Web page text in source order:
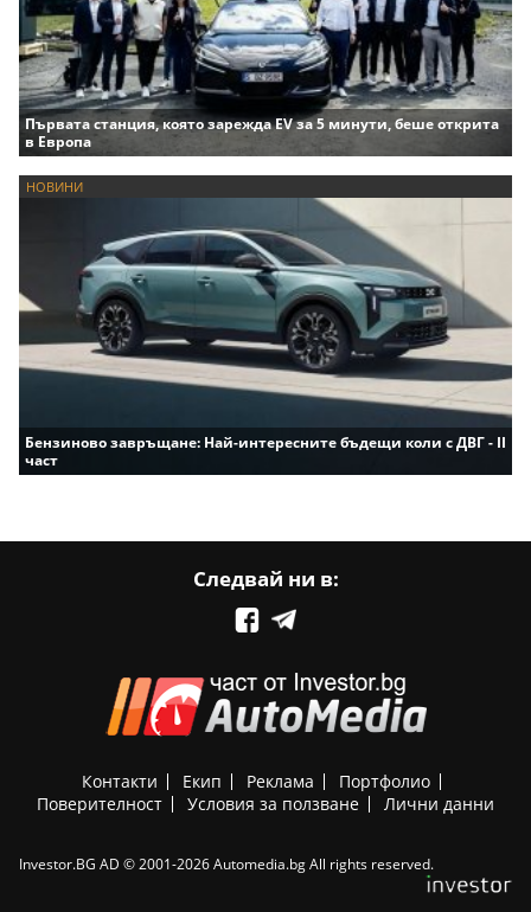
Първата станция, която зарежда EV за 5 минути, беше открита
в Европа
НОВИНИ
Бензиново завръщане: Най-интересните бъдещи коли с ДВГ - II
част
Следвай ни в:
Контакти Екип Реклама
Портфолио
Поверителност
Условия за ползване Лични данни
Investor.BG AD © 2001-2026 Automedia.bg All rights reserved.